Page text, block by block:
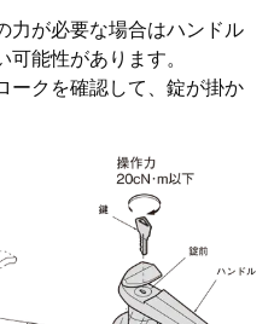
力が必要な場合はハンドル
能性があります。
ークを確認して、錠が掛か